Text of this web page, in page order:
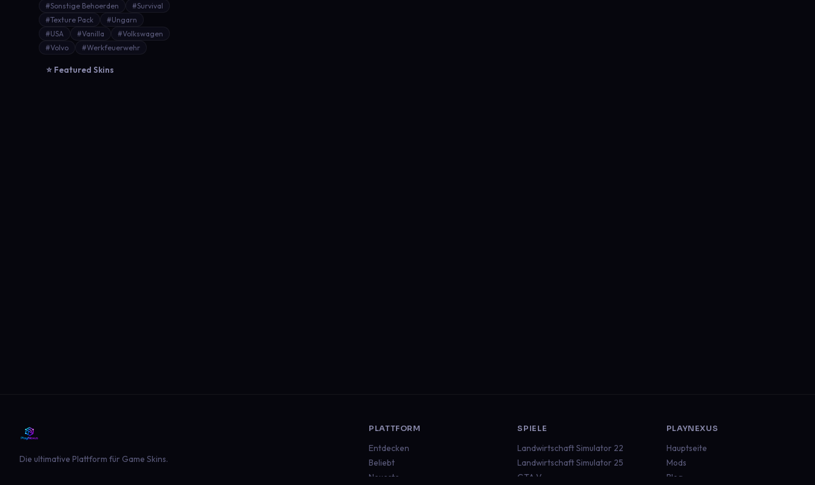
#Sonstige Behoerden
#Survival
#Texture Pack
#Ungarn
#USA
#Vanilla
#Volkswagen
#Volvo
#Werkfeuerwehr
⭐ Featured Skins
Die ultimative Plattform für Game Skins.
PLATTFORM
Entdecken
Beliebt
Neueste
SPIELE
Landwirtschaft Simulator 22
Landwirtschaft Simulator 25
GTA V
PLAYNEXUS
Hauptseite
Mods
Blog